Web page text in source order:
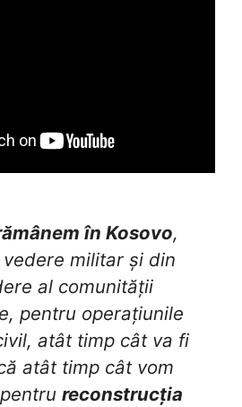
în Kosovo,
militar și din
al comunității
pentru operațiunile
atât timp cât va fi
atât timp cât vom
reconstrucția